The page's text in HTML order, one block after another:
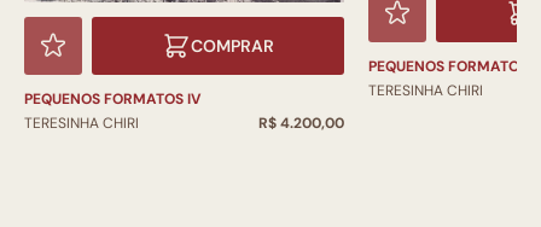
COMPRAR
PEQUENOS FORMATOS IV
TERESINHA CHIRI
R$ 4.200,00
PEQUENOS FORMATOS II
TERESINHA CHIRI